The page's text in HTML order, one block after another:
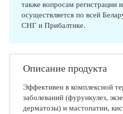
также вопросам регистрации
осуществляется по всей
СНГ и Прибалтике.
Описание продукта
Эффективен в комплексной
заболеваний (фурункулез,
дерматозы) и мастопатии,